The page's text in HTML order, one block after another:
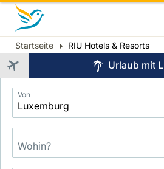
Breadcrumb
Startseite RIU Hotels & Resorts
Urlaub mit
Application
Intelligent
Package
Von